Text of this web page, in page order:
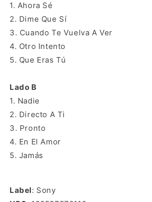
1. Ahora Sé
2. Dime Que Sí
3. Cuando Te Vuelva A Ver
4. Otro Intento
5. Que Eras Tú
Lado B
1. Nadie
2. Directo A Ti
3. Pronto
4. En El Amor
5. Jamás
Label: Sony